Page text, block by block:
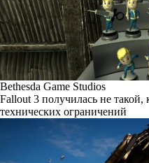
Bethesda Game Studios
Fallout 3 получилась не такой,
технических ограничений